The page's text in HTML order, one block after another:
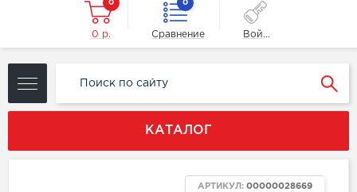
0
0 р.
0
Сравнение Войти
КАТАЛОГ
АРТИКУЛ: 00000028669